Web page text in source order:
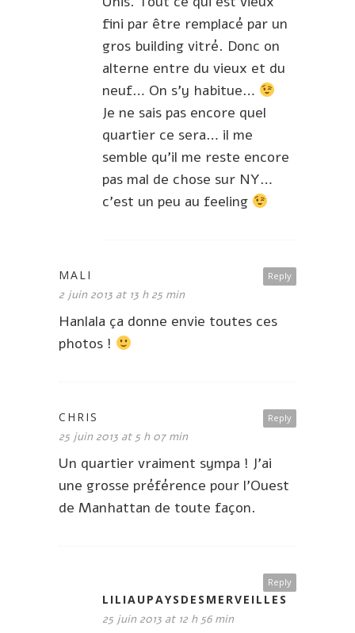
fini par être remplacé par un
gros building vitré. Donc on
alterne entre du vieux et du
neuf… On s’y habitue…
Je ne sais pas encore quel
quartier ce sera… il me
semble qu’il me reste encore
pas mal de chose sur NY…
c’est un peu au feeling
Reply
MALI
2 juin 2013 at 13 h 25 min
Hanlala ça donne envie toutes ces
photos !
Reply
CHRIS
25 juin 2013 at 5 h 07 min
Un quartier vraiment sympa ! J’ai
une grosse préférence pour l’Ouest
de Manhattan de toute façon.
Reply
LILIAUPAYSDESMERVEILLES
25 juin 2013 at 12 h 56 min